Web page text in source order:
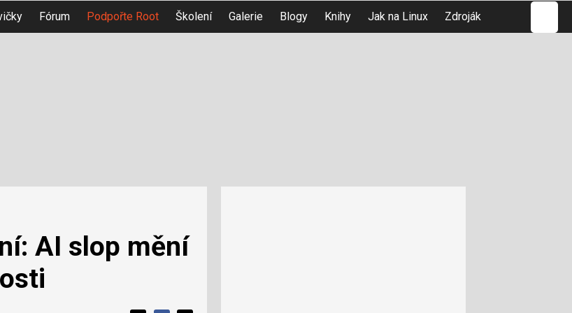
Fórum Podpořte Root Školení Galerie Blogy Knihy Jak na Linux Zdroják
AI slop mění